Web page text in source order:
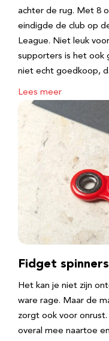
achter de rug. Met 8
eindigde de club op
League. Niet leuk
supporters is het ook
niet echt goedkoop,
Lees meer
Fidget spinners
Het kan je niet zijn
ware rage. Maar de
zorgt ook voor
overal mee naartoe